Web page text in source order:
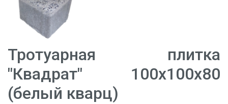
Тротуарная плитка
"Квадрат" 100х100х80
(белый кварц)